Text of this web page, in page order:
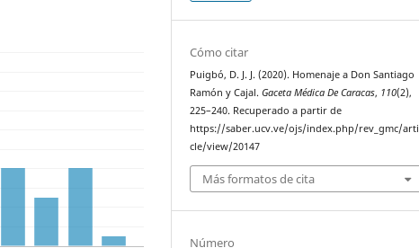
Cómo citar
Puigbó, D. J. J. (2020). Homenaje a Don Santiago
Ramón y Cajal.Gaceta Médica De Caracas, 110(2),
225–240. Recuperado a partir de
https://saber.ucv.ve/ojs/index.php/rev_gmc/arti
cle/view/20147
Más formatos de cita
Número